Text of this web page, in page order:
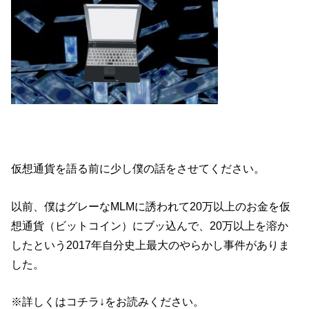
仮想通貨を語る前に少し僕の話をさせてください。
以前、僕はグレーなMLMに誘われて20万以上のお金を仮
想通貨（ビットコイン）にブッ込んで、20万以上を溶か
したという2017年自分史上最大のやらかし事件がありま
した。
※詳しくはコチラ↓をお読みください。